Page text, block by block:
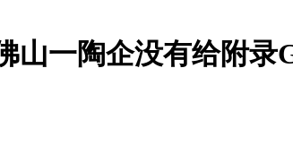
山一陶企没有给附录